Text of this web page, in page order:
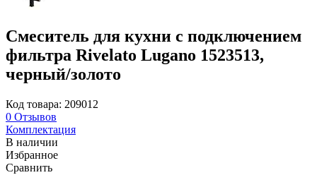
Смеситель для кухни с подключением
фильтра Rivelato Lugano 1523513,
черный/золото
Код товара: 209012
0 Отзывов
Комплектация
В наличии
Избранное
Сравнить